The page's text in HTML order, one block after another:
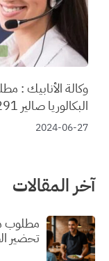
البكالوريا صالير 4291 درهم
2024-06-27
آخر المقالات
مطلوب
تحضير